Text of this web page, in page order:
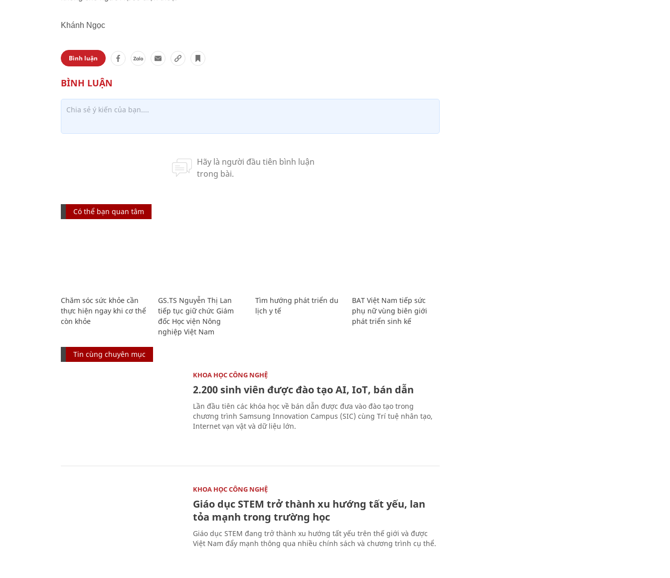
Khánh Ngọc
Bình luận
Có thể bạn quan tâm
Chăm sóc sức khỏe cần
thực hiện ngay khi cơ thể
còn khỏe
GS.TS Nguyễn Thị Lan
tiếp tục giữ chức Giám
đốc Học viện Nông
nghiệp Việt Nam
Tìm hướng phát triển du
lịch y tế
BAT Việt Nam tiếp sức
phụ nữ vùng biên giới
phát triển sinh kế
Tin cùng chuyên mục
KHOA HỌC CÔNG NGHỆ
2.200 sinh viên được đào tạo AI, IoT, bán dẫn
Lần đầu tiên các khóa học về bán dẫn được đưa vào đào tạo trong
chương trình Samsung Innovation Campus (SIC) cùng Trí tuệ nhân tạo,
Internet vạn vật và dữ liệu lớn.
KHOA HỌC CÔNG NGHỆ
Giáo dục STEM trở thành xu hướng tất yếu, lan
tỏa mạnh trong trường học
Giáo dục STEM đang trở thành xu hướng tất yếu trên thế giới và được
Việt Nam đẩy mạnh thông qua nhiều chính sách và chương trình cụ thể.